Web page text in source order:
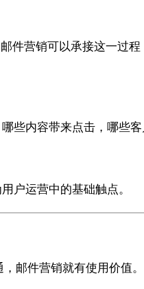
件营销可以承接这一过
内容带来点击，哪些客
户运营中的基础触点。
邮件营销就有使用价值。